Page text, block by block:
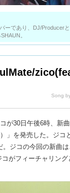
ーであり、DJ/Producer
。
が30日午後6時、新曲
」を発売した。ジコ
。ジコの今回の新曲
コがフィーチャリン